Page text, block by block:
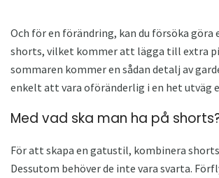
Och för en förändring, kan du försöka göra
shorts, vilket kommer att lägga till extra
sommaren kommer en sådan detalj av
enkelt att vara oföränderlig i en het utväg
Med vad ska man ha på
För att skapa en gatustil, kombinera
Dessutom behöver de inte vara svarta.